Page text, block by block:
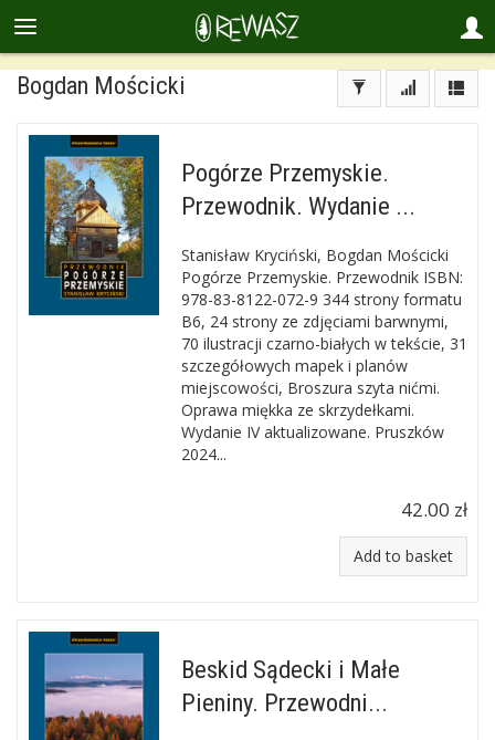
Bogdan Mościcki
Pogórze Przemyskie.
Przewodnik. Wydanie ...
Stanisław Kryciński, Bogdan Mościcki
Pogórze Przemyskie. Przewodnik ISBN:
978-83-8122-072-9 344 strony formatu
B6, 24 strony ze zdjęciami barwnymi,
70 ilustracji czarno-białych w tekście, 31
szczegółowych mapek i planów
miejscowości, Broszura szyta nićmi.
Oprawa miękka ze skrzydełkami.
Wydanie IV aktualizowane. Pruszków
2024...
42.00 zł
Add to basket
Beskid Sądecki i Małe
Pieniny. Przewodni...